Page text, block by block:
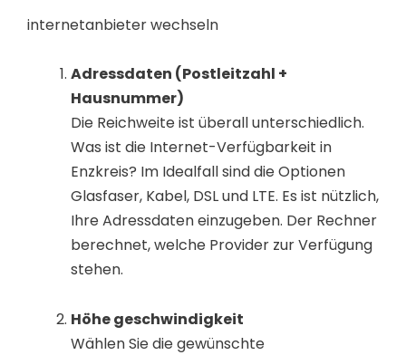
internetanbieter wechseln
Adressdaten (Postleitzahl +
Hausnummer)
Die Reichweite ist überall unterschiedlich.
Was ist die Internet-Verfügbarkeit in
Enzkreis? Im Idealfall sind die Optionen
Glasfaser, Kabel, DSL und LTE. Es ist nützlich,
Ihre Adressdaten einzugeben. Der Rechner
berechnet, welche Provider zur Verfügung
stehen.
Höhe geschwindigkeit
Wählen Sie die gewünschte